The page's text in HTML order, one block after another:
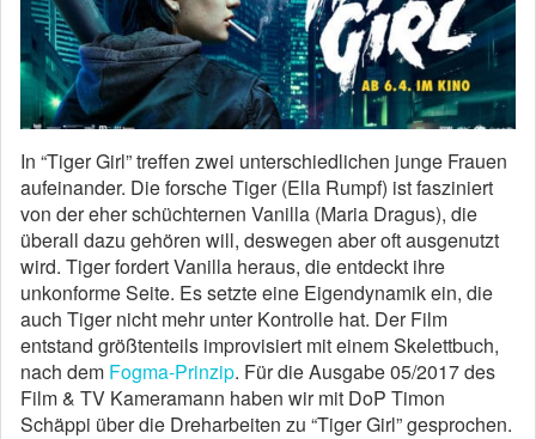
In “Tiger Girl” treffen zwei unterschiedlichen junge Frauen
aufeinander. Die forsche Tiger (Ella Rumpf) ist fasziniert
von der eher schüchternen Vanilla (Maria Dragus), die
überall dazu gehören will, deswegen aber oft ausgenutzt
wird. Tiger fordert Vanilla heraus, die entdeckt ihre
unkonforme Seite. Es setzte eine Eigendynamik ein, die
auch Tiger nicht mehr unter Kontrolle hat. Der Film
entstand größtenteils improvisiert mit einem Skelettbuch,
nach dem Fogma-Prinzip. Für die Ausgabe 05/2017 des
Film & TV Kameramann haben wir mit DoP Timon
Schäppi über die Dreharbeiten zu “Tiger Girl” gesprochen.